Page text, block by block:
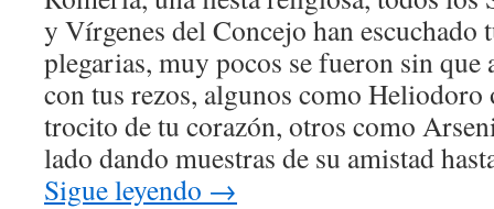
y Vírgenes del Concejo han escuchado
plegarias, muy pocos se fueron sin que
con tus rezos, algunos como
trocito de tu corazón, otros como
lado dando muestras de su amistad
Sigue leyendo →